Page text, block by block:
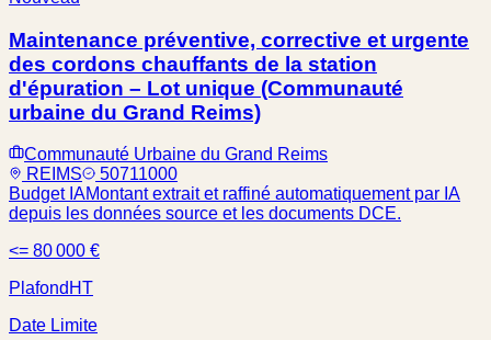
Maintenance préventive, corrective et urgente
des cordons chauffants de la station
d'épuration – Lot unique (Communauté
urbaine du Grand Reims)
Communauté Urbaine du Grand Reims
REIMS
50711000
Budget IAMontant extrait et raffiné automatiquement par IA
depuis les données source et les documents DCE.
<= 80 000 €
Plafond HT
Date Limite